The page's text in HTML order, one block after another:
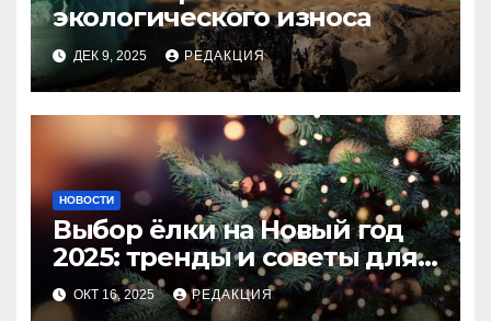
экологического износа
ДЕК 9, 2025 РЕДАКЦИЯ
НОВОСТИ
Выбор ёлки на Новый год
2025: тренды и советы для
идеального праздника
ОКТ 16, 2025 РЕДАКЦИЯ